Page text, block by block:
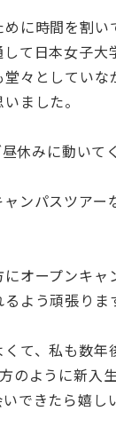
に時間を割
て日本女子
々としてい
ました。
みに動いて
ンパスツア
オープンキ
よう頑張りま
て、私も数
のように新入
できたら嬉し